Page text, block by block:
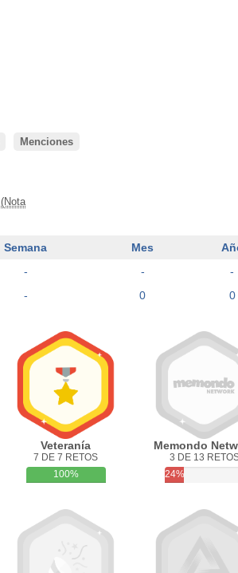
Menciones
(Nota
Semana Mes
- -
-
- 0 0
Veteranía
7 DE 7 RETOS
100%
Memondo
3 DE 13
24%